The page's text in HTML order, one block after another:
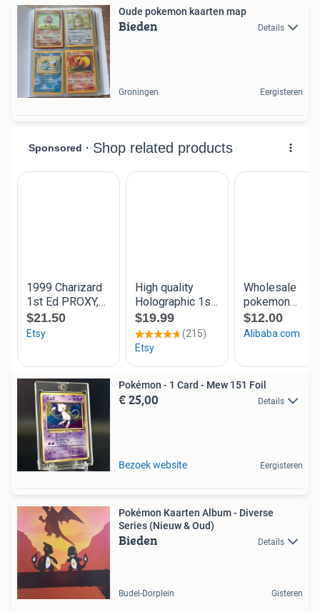
Oude pokemon kaarten map
Bieden Details
Groningen Eergisteren
Pokémon - 1 Card - Mew 151 Foil
€ 25,00 Details
Bezoek website Eergisteren
Pokémon Kaarten Album - Diverse
Series (Nieuw & Oud)
Bieden Details
Budel-Dorplein Gisteren